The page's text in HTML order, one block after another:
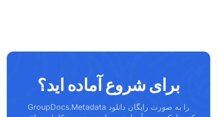
برای شروع آماده اید؟
GroupDocs.Metadata را به صورت رایگان دانلود